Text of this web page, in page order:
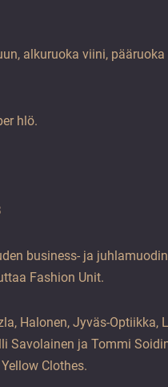
alkuruoka viini,
hlö.
business- ja
Fashion Unit.
Halonen, Jyväs-Optiikka,
Savolainen ja Tommi
Clothes.